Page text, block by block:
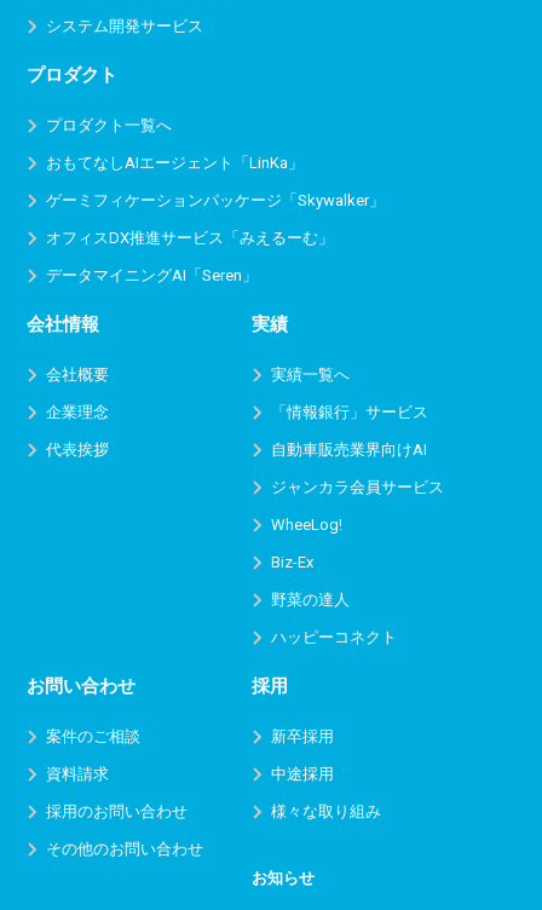
システム開発サービス
プロダクト
プロダクト一覧へ
おもてなしAIエージェント「LinKa」
ゲーミフィケーションパッケージ「Skywalker」
オフィスDX推進サービス 「みえるーむ」
データマイニングAI「Seren」
会社情報
会社概要
企業理念
代表挨拶
実績
実績一覧へ
「情報銀行」サービス
自動車販売業界向けAI
ジャンカラ会員サービス
WheeLog!
Biz-Ex
野菜の達人
ハッピーコネクト
お問い合わせ
案件のご相談
資料請求
採用のお問い合わせ
その他のお問い合わせ
採用
新卒採用
中途採用
様々な取り組み
お知らせ